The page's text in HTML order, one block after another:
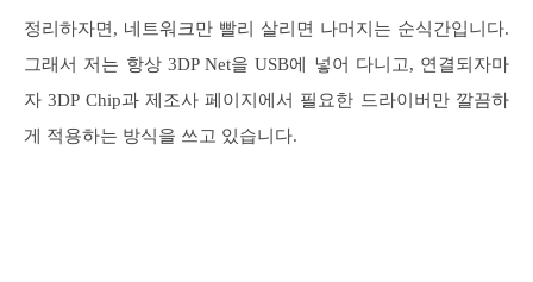
정리하자면, 네트워크만 빨리 살리면 나머지는 순식간입니다.
그래서 저는 항상 3DP Net을 USB에 넣어 다니고, 연결되자마
자 3DP Chip과 제조사 페이지에서 필요한 드라이버만 깔끔하
게 적용하는 방식을 쓰고 있습니다.